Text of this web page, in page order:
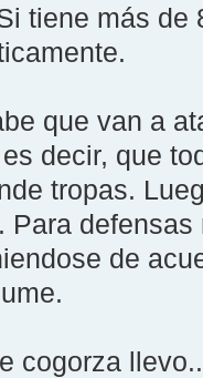
tiene más de
que van a
decir, que
tropas.
Para
de
cogorza